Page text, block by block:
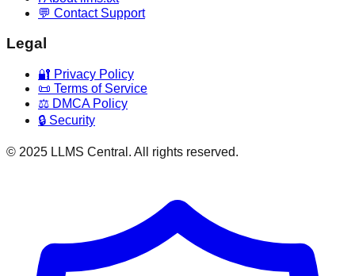
💬 Contact Support
Legal
🔐 Privacy Policy
📜 Terms of Service
⚖️ DMCA Policy
🔒 Security
© 2025 LLMS Central. All rights reserved.